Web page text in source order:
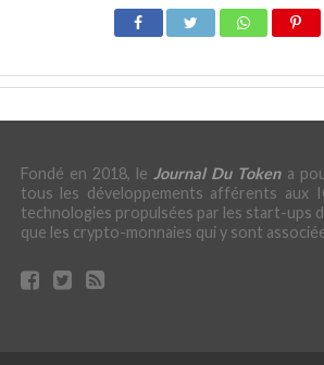
Fondé en 2018, le Journal Du Tokena
tous les développements afférents aux
technologies propulsées par les start-ups
que les crypto-monnaies qui y sont